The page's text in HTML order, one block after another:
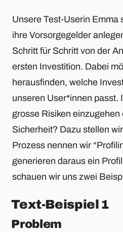
Unsere Test-Userin Emma
ihre Vorsorgegelder
Schritt für Schritt von der
ersten Investition. Dabei
herausfinden, welche
unseren User*innen passt.
grosse Risiken
Sicherheit? Dazu stellen
Prozess nennen wir
generieren daraus ein
schauen wir uns zwei
Text-Beispiel 1
Problem